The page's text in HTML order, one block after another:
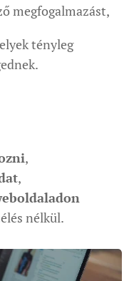
megfogalmazást,
tényleg
,
,
nélkül.